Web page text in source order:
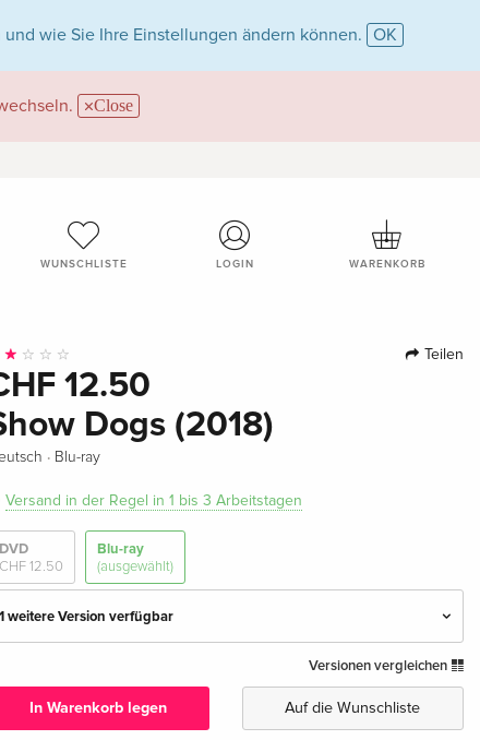
wie Sie Ihre Einstellungen ändern können. OK
Close
WUNSCHLISTE LOGIN WARENKORB
Teilen
12.50
Dogs (2018)
· Blu-ray
Versand in der Regel in 1 bis 3 Arbeitstagen
DVD
CHF 12.50
Blu-ray
(ausgewählt)
1 weitere Version verfügbar
Deutsch
CHF 12.50
Versionen vergleichen
In Warenkorb legen Auf die Wunschliste